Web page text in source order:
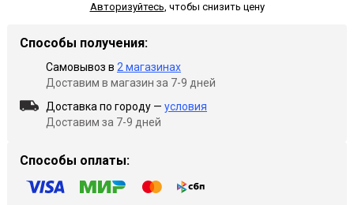
Авторизуйтесь, чтобы снизить цену
Способы получения:
Самовывоз в 2 магазинах
Доставим в магазин за 7-9 дней
Доставка по городу — условия
Доставим за 7-9 дней
Способы оплаты: